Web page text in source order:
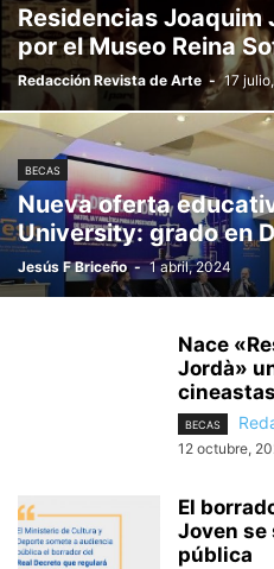
Residencias
por el Museo Reina
Redacción Revista de Arte - 17
BECAS
Nueva oferta
University: grado en
Jesús F Briceño - 1 abril, 2024
Nace
Jordà»
cineastas
BECAS
12 octubre,
El
Joven se
pública